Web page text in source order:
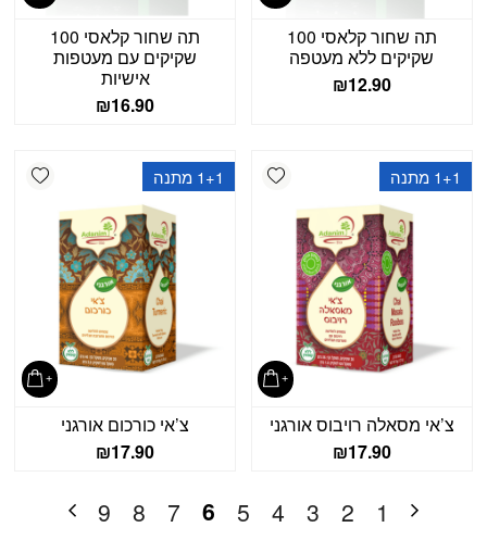
תה שחור קלאסי 100
שקיקים ללא מעטפה
₪12.90
תה שחור קלאסי 100
שקיקים עם מעטפות
אישיות
₪16.90
Add wishlist 1+1 מתנה
צ’אי מסאלה רויבוס אורגני
₪17.90
1+1 מתנה
צ’אי כורכום אורגני
₪17.90
1
2
3
4
5
6
7
8
9